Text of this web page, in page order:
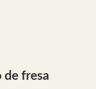
de fresa